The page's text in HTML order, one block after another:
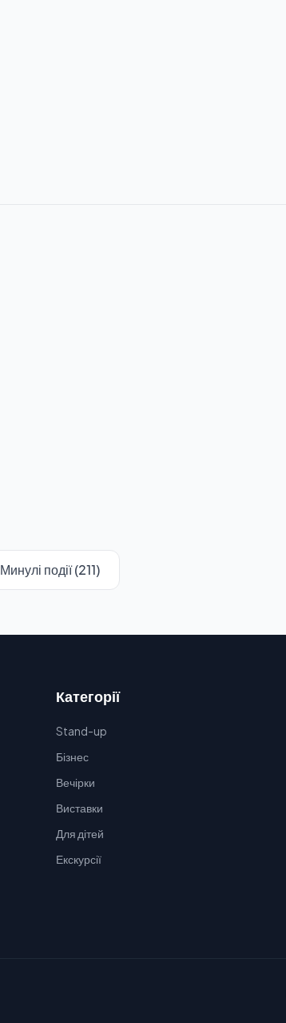
Минулі події (211)
Категорії
Stand-up
Бізнес
Вечірки
Виставки
Для дітей
Екскурсії